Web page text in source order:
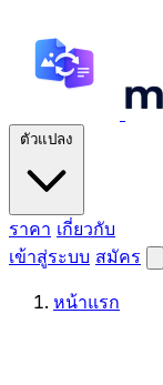
ตัวแปลง
ราคา เกี่ยวกับ
เข้าสู่ระบบ สมัคร
หน้าแรก